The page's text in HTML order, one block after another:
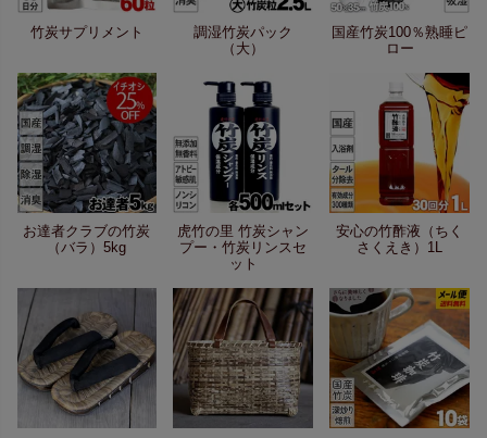
竹炭サプリメント
調湿竹炭パック
（大）
国産竹炭100％熟睡ピ
ロー
お達者クラブの竹炭
（バラ）5kg
虎竹の里 竹炭シャン
プー・竹炭リンスセ
ット
安心の竹酢液（ちく
さくえき）1L